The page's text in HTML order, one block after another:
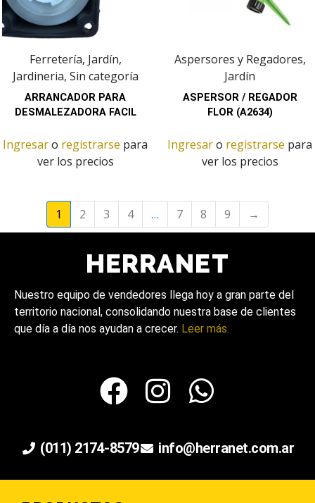
Ferretería, Jardín,
Jardineria, Sin categoría
ARRANCADOR PARA
DESMALEZADORA FACIL
Ingresaro registrarse para
ver los precios
Aspersores y Regadores,
Jardín
ASPERSOR / REGADOR
FLOR (A2634)
Ingresaro registrarse para
ver los precios
1 2 3 4 … 7 8 9 →
Nuestro equipo de vendedores llega hoy a gran parte del
territorio nacional, consolidando nuestra base de clientes
que día a día nos ayudan a crecer. Leer más.
(011) 2174-8579 info@herranet.com.ar